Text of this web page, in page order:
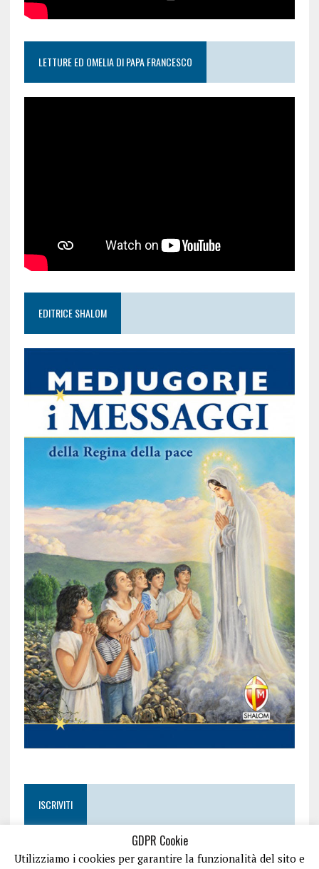
LETTURE ED OMELIA DI PAPA FRANCESCO
EDITRICE SHALOM
ISCRIVITI
GDPR Cookie
Utilizziamo i cookies per garantire la funzionalità del sito e